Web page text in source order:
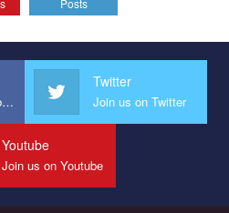
Join us on Facebook
Twitter
Join us on Twitter
Youtube
Join us on Youtube